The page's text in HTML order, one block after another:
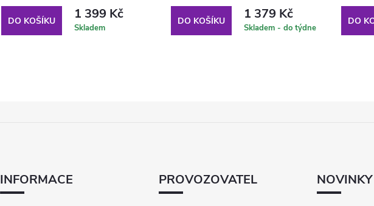
DO KOŠÍKU 1 399 Kč
Skladem
DO KOŠÍKU 1 379 Kč
Skladem - do týdne
DO
INFORMACE PROVOZOVATEL